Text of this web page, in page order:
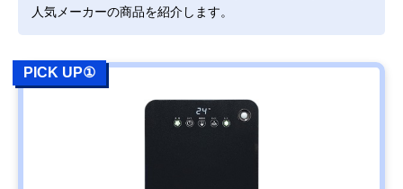
Amazonで見る
Aladdin(アラジン)
楽天市場で見る
石油ファンヒータ
ー FH-G3225Y
こだわった石油ヒ
ーター
人気メーカーの商品を紹介します。
PICK UP①